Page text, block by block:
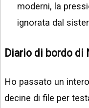
moderni, la
ignorata dal
Diario di bordo di
Ho passato un
decine di file per